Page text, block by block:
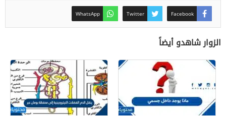
Facebook
Twitter
WhatsApp
الزوار شاهدو أيضاً